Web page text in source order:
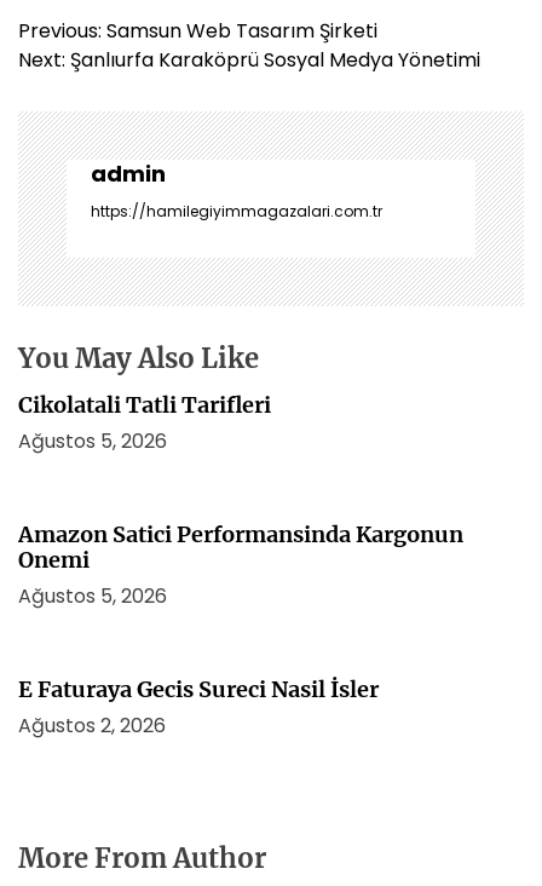
Y
a
ı
g
e
z
i
n
m
s
i
Previous: Samsun Web Tasarım Şirketi
Next: Şanlıurfa Karaköprü Sosyal Medya Yönetimi
admin
https://hamilegiyimmagazalari.com.tr
You May Also Like
Cikolatali Tatli Tarifleri
Ağustos 5, 2026
Amazon Satici Performansinda Kargonun
Onemi
Ağustos 5, 2026
E Faturaya Gecis Sureci Nasil İsler
Ağustos 2, 2026
More From Author